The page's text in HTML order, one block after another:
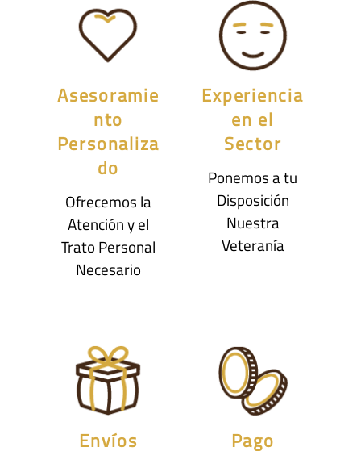
Asesoramie
nto
Personaliza
do
Ofrecemos la
Atención y el
Trato Personal
Necesario
Experiencia
en el
Sector
Ponemos a tu
Disposición
Nuestra
Veteranía
Envíos
Pago